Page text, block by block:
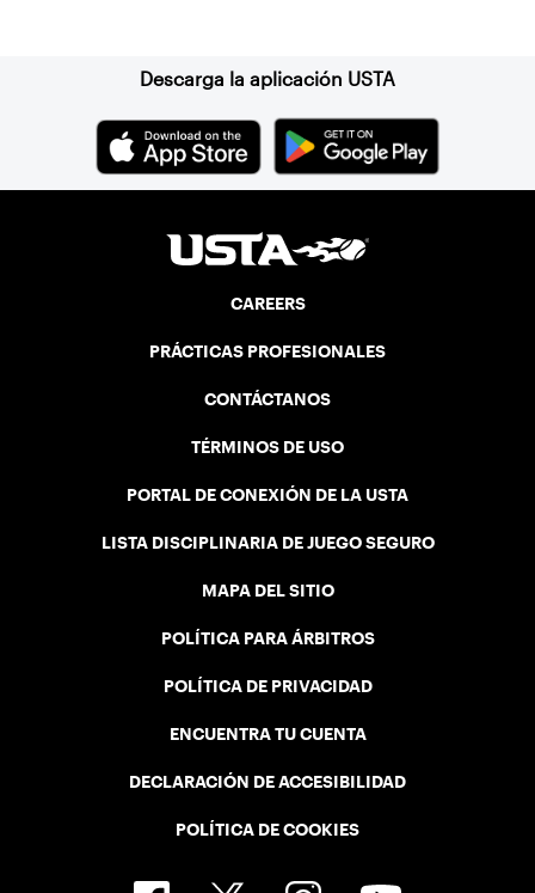
Descarga la aplicación USTA
CAREERS
PRÁCTICAS PROFESIONALES
CONTÁCTANOS
TÉRMINOS DE USO
PORTAL DE CONEXIÓN DE LA USTA
LISTA DISCIPLINARIA DE JUEGO SEGURO
MAPA DEL SITIO
POLÍTICA PARA ÁRBITROS
POLÍTICA DE PRIVACIDAD
ENCUENTRA TU CUENTA
DECLARACIÓN DE ACCESIBILIDAD
POLÍTICA DE COOKIES